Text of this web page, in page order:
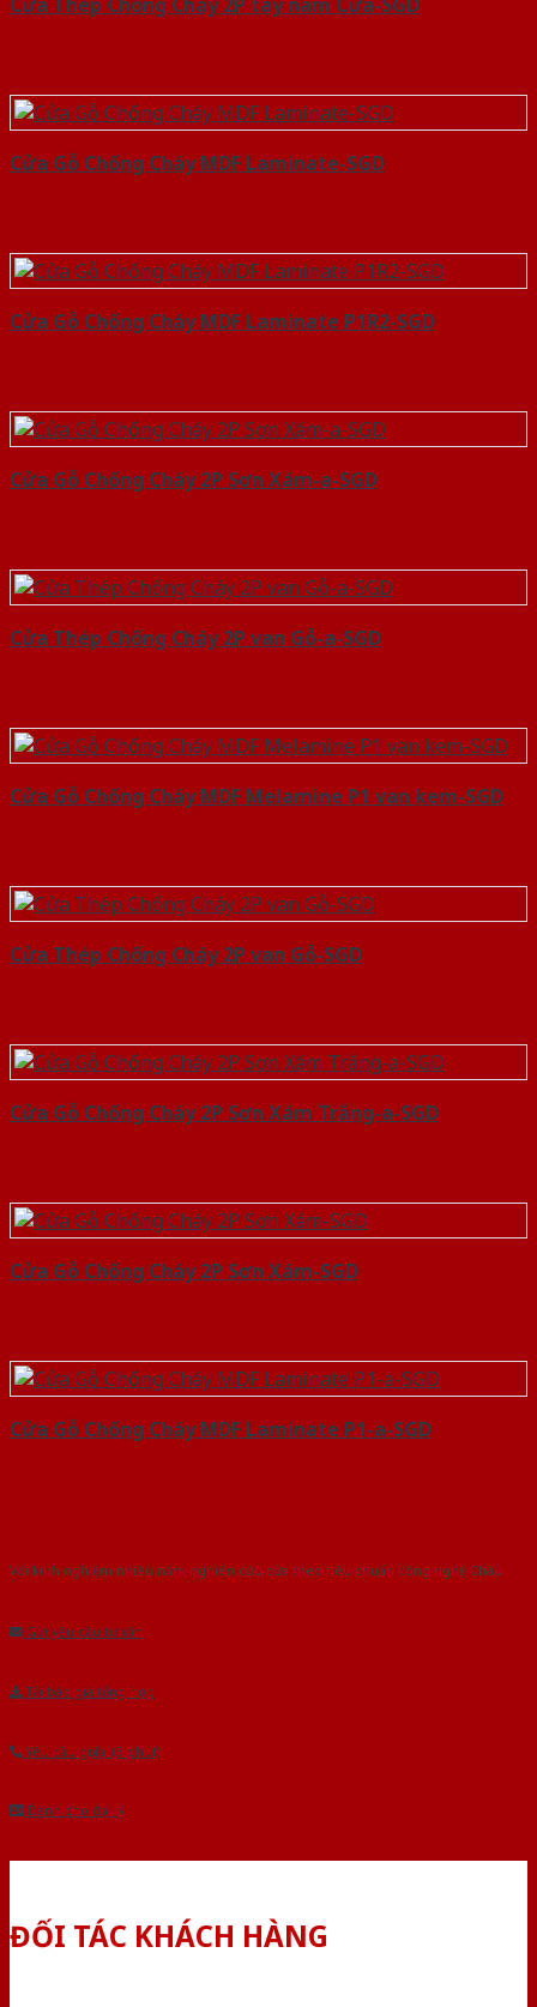
Cửa Gỗ Chống Cháy MDF Laminate-SGD
Cửa Gỗ Chống Cháy MDF Laminate P1R2-SGD
Cửa Gỗ Chống Cháy 2P Sơn Xám-a-SGD
Cửa Thép Chống Cháy 2P van Gỗ-a-SGD
Cửa Gỗ Chống Cháy MDF Melamine P1 van kem-SGD
Cửa Thép Chống Cháy 2P van Gỗ-SGD
Cửa Gỗ Chống Cháy 2P Sơn Xám Trắng-a-SGD
Cửa Gỗ Chống Cháy 2P Sơn Xám-SGD
Cửa Gỗ Chống Cháy MDF Laminate P1-a-SGD
Với kinh nghiệm nhiêu năm nghiên cứu cửa theo tiêu chuẩn công nghệ Châu
Gửi yêu cầu tư vấn
Tải báo giá tổng hợp
Yêu cầu gọi lại (3 phút)
Dành cho đại lý
ĐỐI TÁC KHÁCH HÀNG